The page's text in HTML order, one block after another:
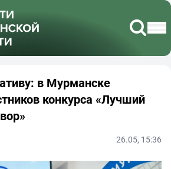
в Мурманске
конкурса «Лучший
26.05, 15:36